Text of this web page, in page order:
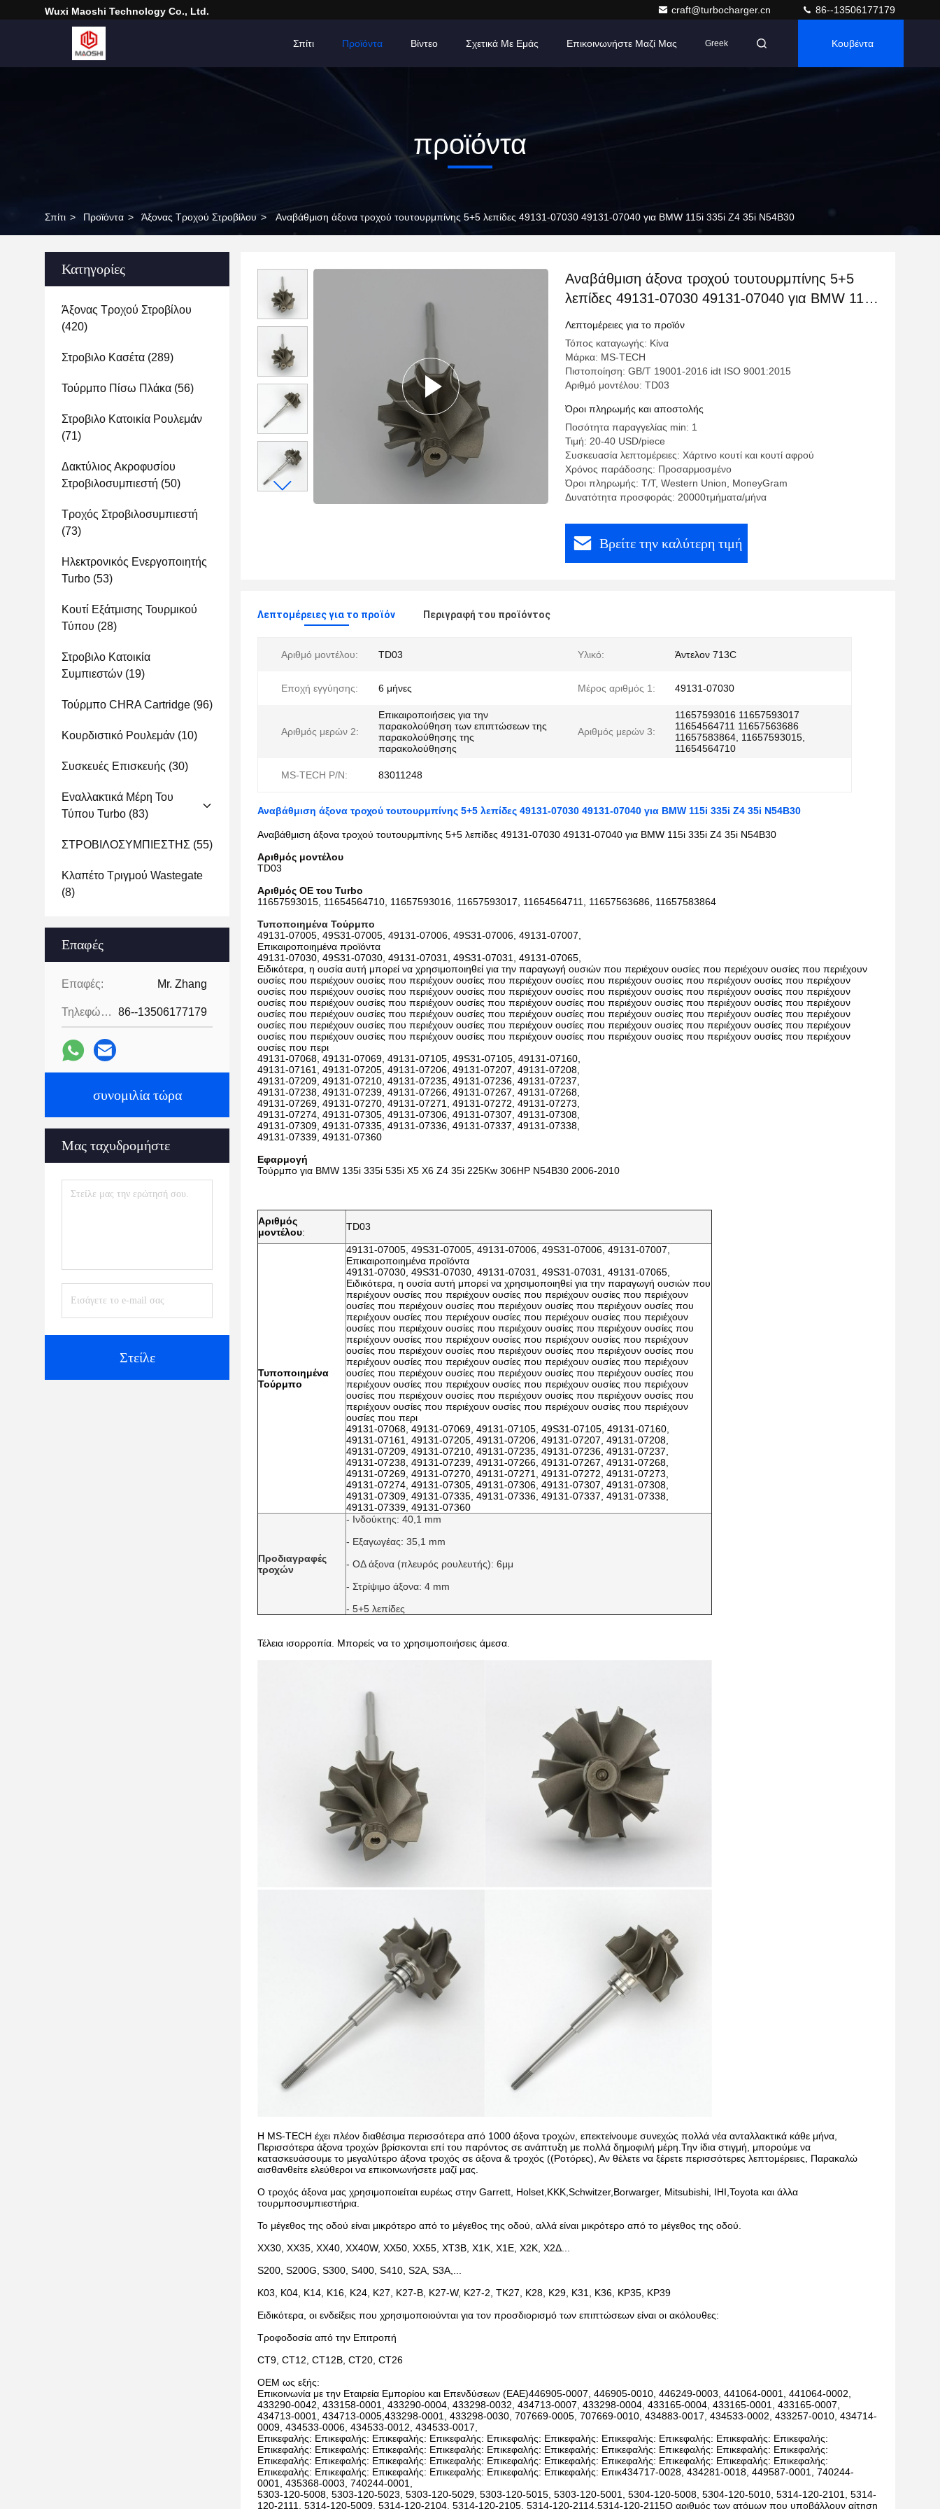
Wuxi Maoshi Technology Co., Ltd. craft@turbocharger.cn 86--13506177179
Σπίτι Προϊόντα Βίντεο Σχετικά Με Εμάς Επικοινωνήστε Μαζί Μας Greek Κουβέντα
προϊόντα
Σπίτι > Προϊόντα > Άξονας Τροχού Στροβίλου > Αναβάθμιση άξονα τροχού τουτουρμπίνης 5+5 λεπίδες 49131-07030 49131-07040 για BMW 115i 335i Z4 35i N54B30
Κατηγορίες
Άξονας Τροχού Στροβίλου
(420)
Στροβιλο Κασέτα (289)
Τούρμπο Πίσω Πλάκα (56)
Στροβιλο Κατοικία Ρουλεμάν
(71)
Δακτύλιος Ακροφυσίου
Στροβιλοσυμπιεστή (50)
Τροχός Στροβιλοσυμπιεστή
(73)
Ηλεκτρονικός Ενεργοποιητής
Turbo (53)
Κουτί Εξάτμισης Τουρμικού
Τύπου (28)
Στροβιλο Κατοικία
Συμπιεστών (19)
Τούρμπο CHRA Cartridge (96)
Κουρδιστικό Ρουλεμάν (10)
Συσκευές Επισκευής (30)
Εναλλακτικά Μέρη Του
Τύπου Turbo (83)
ΣΤΡΟΒΙΛΟΣΥΜΠΙΕΣΤΗΣ (55)
Κλαπέτο Τριγμού Wastegate
(8)
Επαφές
Επαφές: Mr. Zhang
Τηλεφώνημα: 86--13506177179
συνομιλία τώρα
Μας ταχυδρομήστε
Στείλε
Αναβάθμιση άξονα τροχού τουτουρμπίνης 5+5
λεπίδες 49131-07030 49131-07040 για BMW 115i
335i Z4 35i N54B30
Λεπτομέρειες για το προϊόν
Τόπος καταγωγής: Κίνα
Μάρκα: MS-TECH
Πιστοποίηση: GB/T 19001-2016 idt ISO 9001:2015
Αριθμό μοντέλου: TD03
Όροι πληρωμής και αποστολής
Ποσότητα παραγγελίας min: 1
Τιμή: 20-40 USD/piece
Συσκευασία λεπτομέρειες: Χάρτινο κουτί και κουτί αφρού
Χρόνος παράδοσης: Προσαρμοσμένο
Όροι πληρωμής: T/T, Western Union, MoneyGram
Δυνατότητα προσφοράς: 20000τμήματα/μήνα
Βρείτε την καλύτερη τιμή
Λεπτομέρειες για το προϊόν Περιγραφή του προϊόντος
Αριθμό μοντέλου: TD03 Υλικό: Άντελον 713C
Εποχή εγγύησης: 6 μήνες Μέρος αριθμός 1: 49131-07030
Αριθμός μερών 2:
Επικαιροποιήσεις για την
παρακολούθηση των επιπτώσεων της
παρακολούθησης της
παρακολούθησης
Αριθμός μερών 3:
11657593016 11657593017
11654564711 11657563686
11657583864, 11657593015,
11654564710
MS-TECH P/N: 83011248
Αναβάθμιση άξονα τροχού τουτουρμπίνης 5+5 λεπίδες 49131-07030 49131-07040 για BMW 115i 335i Z4 35i N54B30
Αναβάθμιση άξονα τροχού τουτουρμπίνης 5+5 λεπίδες 49131-07030 49131-07040 για BMW 115i 335i Z4 35i N54B30
Αριθμός μοντέλου
TD03
Αριθμός OE του Turbo
11657593015, 11654564710, 11657593016, 11657593017, 11654564711, 11657563686, 11657583864
Τυποποιημένα Τούρμπο
49131-07005, 49S31-07005, 49131-07006, 49S31-07006, 49131-07007,
Επικαιροποιημένα προϊόντα
49131-07030, 49S31-07030, 49131-07031, 49S31-07031, 49131-07065,
Ειδικότερα, η ουσία αυτή μπορεί να χρησιμοποιηθεί για την παραγωγή ουσιών που περιέχουν ουσίες που περιέχουν ουσίες που περιέχουν
ουσίες που περιέχουν ουσίες που περιέχουν ουσίες που περιέχουν ουσίες που περιέχουν ουσίες που περιέχουν ουσίες που περιέχουν
ουσίες που περιέχουν ουσίες που περιέχουν ουσίες που περιέχουν ουσίες που περιέχουν ουσίες που περιέχουν ουσίες που περιέχουν
ουσίες που περιέχουν ουσίες που περιέχουν ουσίες που περιέχουν ουσίες που περιέχουν ουσίες που περιέχουν ουσίες που περιέχουν
ουσίες που περιέχουν ουσίες που περιέχουν ουσίες που περιέχουν ουσίες που περιέχουν ουσίες που περιέχουν ουσίες που περιέχουν
ουσίες που περιέχουν ουσίες που περιέχουν ουσίες που περιέχουν ουσίες που περιέχουν ουσίες που περιέχουν ουσίες που περιέχουν
ουσίες που περιέχουν ουσίες που περιέχουν ουσίες που περιέχουν ουσίες που περιέχουν ουσίες που περιέχουν ουσίες που περιέχουν
ουσίες που περι
49131-07068, 49131-07069, 49131-07105, 49S31-07105, 49131-07160,
49131-07161, 49131-07205, 49131-07206, 49131-07207, 49131-07208,
49131-07209, 49131-07210, 49131-07235, 49131-07236, 49131-07237,
49131-07238, 49131-07239, 49131-07266, 49131-07267, 49131-07268,
49131-07269, 49131-07270, 49131-07271, 49131-07272, 49131-07273,
49131-07274, 49131-07305, 49131-07306, 49131-07307, 49131-07308,
49131-07309, 49131-07335, 49131-07336, 49131-07337, 49131-07338,
49131-07339, 49131-07360
Εφαρμογή
Τούρμπο για BMW 135i 335i 535i X5 X6 Z4 35i 225Kw 306HP N54B30 2006-2010
Αριθμός
μοντέλου: TD03
Τυποποιημένα
Τούρμπο
49131-07005, 49S31-07005, 49131-07006, 49S31-07006, 49131-07007,
Επικαιροποιημένα προϊόντα
49131-07030, 49S31-07030, 49131-07031, 49S31-07031, 49131-07065,
Ειδικότερα, η ουσία αυτή μπορεί να χρησιμοποιηθεί για την παραγωγή ουσιών που
περιέχουν ουσίες που περιέχουν ουσίες που περιέχουν ουσίες που περιέχουν
ουσίες που περιέχουν ουσίες που περιέχουν ουσίες που περιέχουν ουσίες που
περιέχουν ουσίες που περιέχουν ουσίες που περιέχουν ουσίες που περιέχουν
ουσίες που περιέχουν ουσίες που περιέχουν ουσίες που περιέχουν ουσίες που
περιέχουν ουσίες που περιέχουν ουσίες που περιέχουν ουσίες που περιέχουν
ουσίες που περιέχουν ουσίες που περιέχουν ουσίες που περιέχουν ουσίες που
περιέχουν ουσίες που περιέχουν ουσίες που περιέχουν ουσίες που περιέχουν
ουσίες που περιέχουν ουσίες που περιέχουν ουσίες που περιέχουν ουσίες που
περιέχουν ουσίες που περιέχουν ουσίες που περιέχουν ουσίες που περιέχουν
ουσίες που περιέχουν ουσίες που περιέχουν ουσίες που περιέχουν ουσίες που
περιέχουν ουσίες που περιέχουν ουσίες που περιέχουν ουσίες που περιέχουν
ουσίες που περι
49131-07068, 49131-07069, 49131-07105, 49S31-07105, 49131-07160,
49131-07161, 49131-07205, 49131-07206, 49131-07207, 49131-07208,
49131-07209, 49131-07210, 49131-07235, 49131-07236, 49131-07237,
49131-07238, 49131-07239, 49131-07266, 49131-07267, 49131-07268,
49131-07269, 49131-07270, 49131-07271, 49131-07272, 49131-07273,
49131-07274, 49131-07305, 49131-07306, 49131-07307, 49131-07308,
49131-07309, 49131-07335, 49131-07336, 49131-07337, 49131-07338,
49131-07339, 49131-07360
Προδιαγραφές
τροχών
- Ινδούκτης: 40,1 mm
- Εξαγωγέας: 35,1 mm
- ΟΔ άξονα (πλευρός ρουλευτής): 6μμ
- Στρίψιμο άξονα: 4 mm
- 5+5 λεπίδες
Τέλεια ισορροπία. Μπορείς να το χρησιμοποιήσεις άμεσα.
Η MS-TECH έχει πλέον διαθέσιμα περισσότερα από 1000 άξονα τροχών, επεκτείνουμε συνεχώς πολλά νέα ανταλλακτικά κάθε μήνα,
Περισσότερα άξονα τροχών βρίσκονται επί του παρόντος σε ανάπτυξη με πολλά δημοφιλή μέρη.Την ίδια στιγμή, μπορούμε να
κατασκευάσουμε το μεγαλύτερο άξονα τροχός σε άξονα & τροχός ((Ροτόρες), Αν θέλετε να ξέρετε περισσότερες λεπτομέρειες, Παρακαλώ
αισθανθείτε ελεύθεροι να επικοινωνήσετε μαζί μας.
Ο τροχός άξονα μας χρησιμοποιείται ευρέως στην Garrett, Holset,KKK,Schwitzer,Borwarger, Mitsubishi, IHI,Toyota και άλλα
τουρμποσυμπιεστήρια.
Το μέγεθος της οδού είναι μικρότερο από το μέγεθος της οδού, αλλά είναι μικρότερο από το μέγεθος της οδού.
ΧΧ30, ΧΧ35, ΧΧ40, ΧΧ40W, ΧΧ50, ΧΧ55, ΧΤ3Β, Χ1Κ, Χ1Ε, Χ2Κ, Χ2Δ...
S200, S200G, S300, S400, S410, S2A, S3A,...
K03, K04, K14, K16, K24, K27, K27-B, K27-W, K27-2, TK27, K28, K29, K31, K36, KP35, KP39
Ειδικότερα, οι ενδείξεις που χρησιμοποιούνται για τον προσδιορισμό των επιπτώσεων είναι οι ακόλουθες:
Τροφοδοσία από την Επιτροπή
CT9, CT12, CT12B, CT20, CT26
OEM ως εξής:
Επικοινωνία με την Εταιρεία Εμπορίου και Επενδύσεων (ΕΑΕ)446905-0007, 446905-0010, 446249-0003, 441064-0001, 441064-0002,
433290-0042, 433158-0001, 433290-0004, 433298-0032, 434713-0007, 433298-0004, 433165-0004, 433165-0001, 433165-0007,
434713-0001, 434713-0005,433298-0001, 433298-0030, 707669-0005, 707669-0010, 434883-0017, 434533-0002, 433257-0010, 434714-
0009, 434533-0006, 434533-0012, 434533-0017,
Επικεφαλής: Επικεφαλής: Επικεφαλής: Επικεφαλής: Επικεφαλής: Επικεφαλής: Επικεφαλής: Επικεφαλής: Επικεφαλής: Επικεφαλής:
Επικεφαλής: Επικεφαλής: Επικεφαλής: Επικεφαλής: Επικεφαλής: Επικεφαλής: Επικεφαλής: Επικεφαλής: Επικεφαλής: Επικεφαλής:
Επικεφαλής: Επικεφαλής: Επικεφαλής: Επικεφαλής: Επικεφαλής: Επικεφαλής: Επικεφαλής: Επικεφαλής: Επικεφαλής: Επικεφαλής:
Επικεφαλής: Επικεφαλής: Επικεφαλής: Επικεφαλής: Επικεφαλής: Επικεφαλής: Επικ434717-0028, 434281-0018, 449587-0001, 740244-
0001, 435368-0003, 740244-0001,
5303-120-5008, 5303-120-5023, 5303-120-5029, 5303-120-5015, 5303-120-5001, 5304-120-5008, 5304-120-5010, 5314-120-2101, 5314-
120-2111, 5314-120-5009, 5314-120-2104, 5314-120-2105, 5314-120-2114,5314-120-2115Ο αριθμός των ατόμων που υποβάλλουν αίτηση